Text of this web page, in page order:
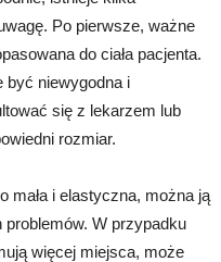
Po pierwsze, ważne
do ciała pacjenta.
być niewygodna i
się z lekarzem lub
rozmiar.
mała i elastyczna, można ją
W przypadku
więcej miejsca, może